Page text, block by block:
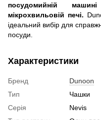
посудомийній
мікрохвильовій печі.
ідеальний вибір для
посуди.
Характеристики
Бренд
Dunoon
Тип
Чашки
Серія
Nevis